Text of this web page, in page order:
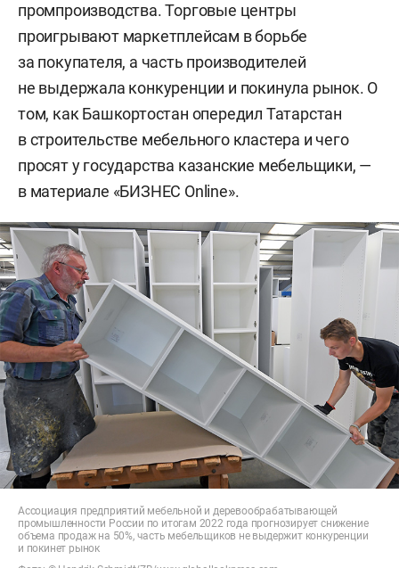
промпроизводства. Торговые центры
проигрывают маркетплейсам в борьбе
за покупателя, а часть производителей
не выдержала конкуренции и покинула рынок. О
том, как Башкортостан опередил Татарстан
в строительстве мебельного кластера и чего
просят у государства казанские мебельщики, —
в материале «БИЗНЕС Online».
Ассоциация предприятий мебельной и деревообрабатывающей
промышленности России по итогам 2022 года прогнозирует снижение
объема продаж на 50%, часть мебельщиков не выдержит конкуренции
и покинет рынок